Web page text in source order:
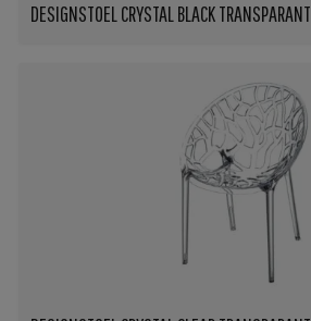
DESIGNSTOEL CRYSTAL BLACK TRANSPARANT